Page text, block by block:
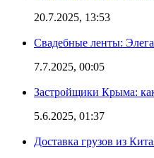
20.7.2025, 13:53
Свадебные ленты:
7.7.2025, 00:05
Застройщики Крыма:
5.6.2025, 01:37
Доставка грузов из